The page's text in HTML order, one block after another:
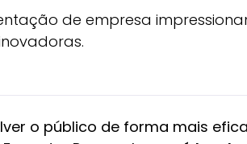
de empresa
o público de forma mais